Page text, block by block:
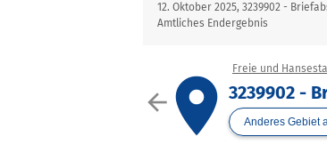
12. Oktober 2025, 3239902 -
Amtliches Endergebnis
arrow_backplace
Freie und
3239902 -
Anderes Gebiet